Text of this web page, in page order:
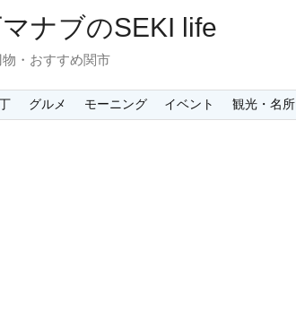
ナブのSEKI life
・おすすめ関市
グルメ モーニング イベント 観光・名所